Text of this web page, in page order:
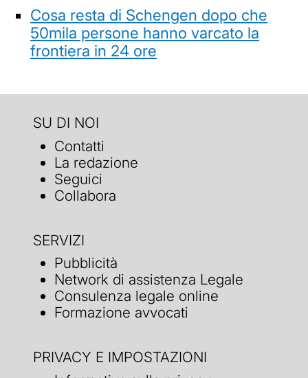
Cosa resta di Schengen dopo che
50mila persone hanno varcato la
frontiera in 24 ore
SU DI NOI
Contatti
La redazione
Seguici
Collabora
SERVIZI
Pubblicità
Network di assistenza Legale
Consulenza legale online
Formazione avvocati
PRIVACY E IMPOSTAZIONI